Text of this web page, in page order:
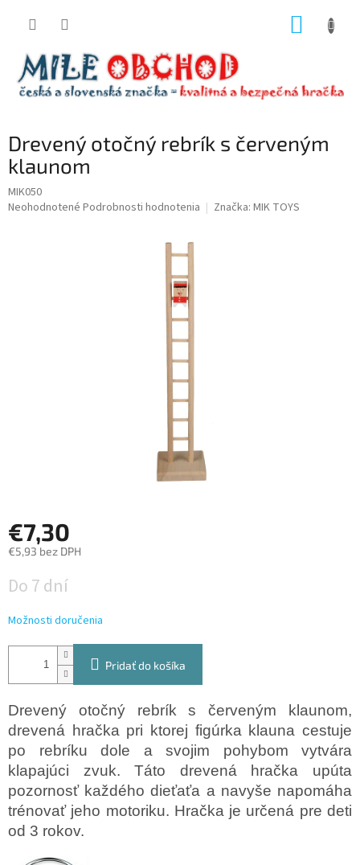
Drevený otočný rebrík s červeným
klaunom
MIK050
Priemerné
Neohodnotené Podrobnosti hodnotenia Značka: MIK TOYS
€7,30
€5,93 bez DPH
cena:
Do 7 dní
Možnosti doručenia
Pridať do košíka
Drevený otočný rebrík s červeným klaunom,
drevená hračka pri ktorej figúrka klauna cestuje
po rebríku dole a svojim pohybom vytvára
klapajúci zvuk. Táto drevená hračka upúta
pozornosť každého dieťaťa a navyše napomáha
trénovať jeho motoriku. Hračka je určená pre deti
od 3 rokov.